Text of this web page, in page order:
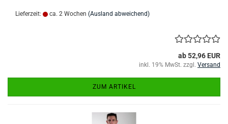
Lieferzeit: ca. 2 Wochen (Ausland abweichend)
ab 52,96 EUR
inkl. 19% MwSt. zzgl. Versand
ZUM ARTIKEL